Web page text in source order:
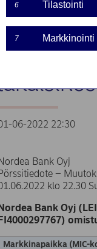
Nordea
06-2022 22:30
Bank Oyj
–
klo 22.30
Bank Oyj
Markkinapaikka (MIC-
6 Tilastointi
7 Markkinointi